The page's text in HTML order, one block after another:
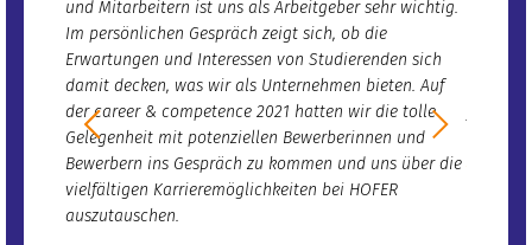
und Mitarbeitern ist uns als Arbeitgeber sehr wichtig.
Im persönlichen Gespräch zeigt sich, ob die
Erwartungen und Interessen von Studierenden sich
damit decken, was wir als Unternehmen bieten. Auf
der career & competence 2021 hatten wir die tolle
Gelegenheit mit potenziellen Bewerberinnen und
Bewerbern ins Gespräch zu kommen und uns über die
vielfältigen Karrieremöglichkeiten bei HOFER
auszutauschen.